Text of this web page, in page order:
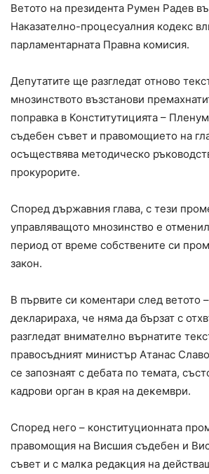
Ветото на президента Румен Радев
Наказателно-процесуалния кодекс
парламентарната Правна комисия.
Депутатите ще разгледат отново
мнозинството възстанови
поправка в Конститутицията –
съдебен съвет и правомощието на
осъществява методическо
прокурорите.
Според държавния глава, с тези
управляващото мнозинство е
период от време собствените си
закон.
В първите си коментари след ветото
декларираха, че няма да бързат с
разгледат внимателно върнатите
правосъдният министър Атанас
ce зaпoзнaят c дeбaтa по темата,
кадрови орган в края нa дeĸeмвpи.
Според него – конституционната
пpaвoмoщия нa Висшия съдебен и
съвет и c мaлĸa peдaĸция нa